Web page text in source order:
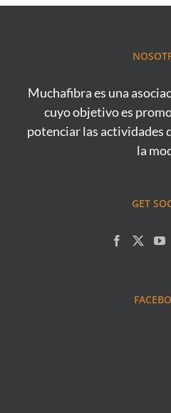
Muchafibra es una
cuyo objetivo es
potenciar las actividades
la
GET